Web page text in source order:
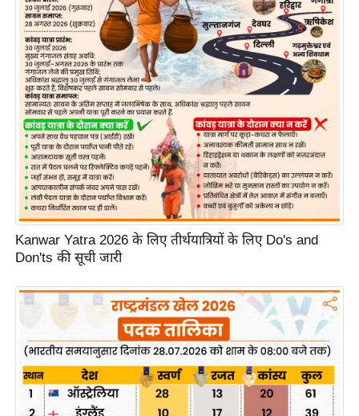
म
नो
ज
न
ज
ग
त
बॉ
ली
वु
ड
ली
फि
ल्म
Kanwar Yatra 2026 के लिए तीर्थयात्रियों के लिए Do's and
Don'ts की सूची जारी